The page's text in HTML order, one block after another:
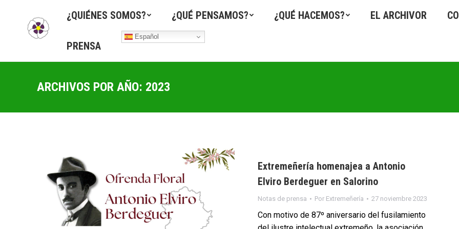
¿QUIÉNES SOMOS? ¿QUÉ PENSAMOS? ¿QUÉ HACEMOS? EL ARCHIVOR
PRENSA
Español
ARCHIVOS POR AÑO: 2023
Extremeñería homenajea a Antonio
Elviro Berdeguer en Salorino
Notas de prensa Por Extremeñería 27 noviembre 2023
Con motivo de 87º aniversario del fusilamiento